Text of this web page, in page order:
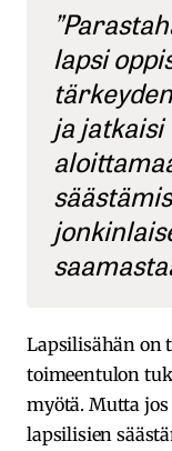
lapsi
ja
Lapsilisähän on
toimeentulon
myötä. Mutta
lapsilisien